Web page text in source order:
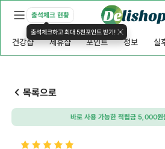
출석체크 현황
출석체크하고 최대 5천포인트 받기!
건강샵 제휴샵 포인트 정보 실
목록으로
바로 사용 가능한 적립금 5,000원